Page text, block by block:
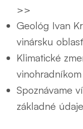
>>
Geológ Ivan
vinársku
Klimatické
Spoznávame
základné